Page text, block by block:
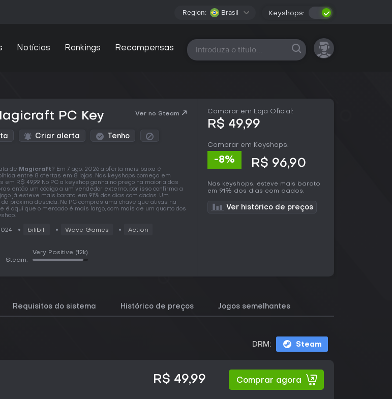
Region: Brasil Keyshops:
Notícias Rankings Recompensas Todas as plataformas
PC Key Ver no Steam
Criar alerta Tenho
de Magicraft? Em 7 ago. 2026 a oferta mais baixa é
entre 8 ofertas em 8 lojas. Nas keyshops começa em
em R$ 49,99. No PC a keyshop ganha no preço na maioria das
então um código a um vendedor externo, por isso confirma a
já esteve mais barato, em 91% dos dias com dados. Um
próxima descida. No PC compras uma chave que ativas na
é aqui que o mercado é mais largo, com mais de um quarto dos
bilibili Wave Games Action
Steam:
Very Positive (12k)
Comprar em Loja Oficial:
R$ 49,99
Comprar em Keyshops:
-8% R$ 96,90
Nas keyshops, esteve mais barato
em 91% dos dias com dados.
Ver histórico de preços
Requisitos do sistema Histórico de preços Jogos semelhantes
DRM: Steam
R$ 49,99 Comprar agora